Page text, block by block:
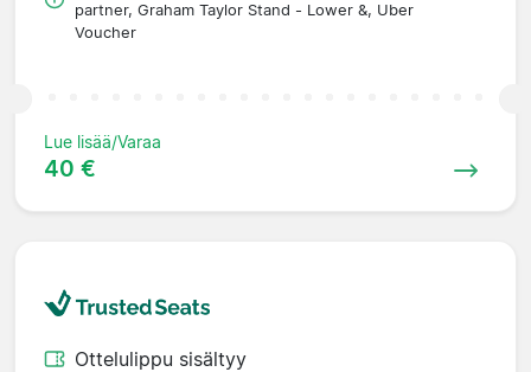
partner, Graham Taylor Stand - Lower &, Uber
Voucher
Lue lisää/Varaa
40 €
Ottelulippu sisältyy